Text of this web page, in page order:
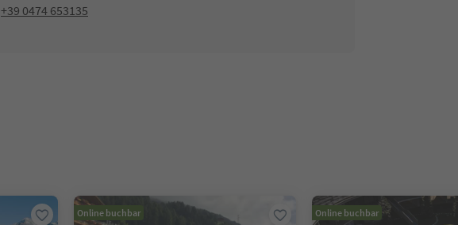
+39 0474 653135
Online buchbar Online buchbar